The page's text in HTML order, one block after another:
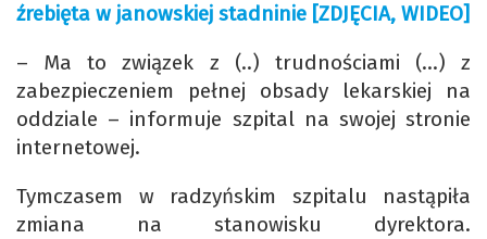
źrebięta w janowskiej stadninie [ZDJĘCIA, WIDEO]
– Ma to związek z (..) trudnościami (…) z
zabezpieczeniem pełnej obsady lekarskiej na
oddziale – informuje szpital na swojej stronie
internetowej.
Tymczasem w radzyńskim szpitalu nastąpiła
zmiana na stanowisku dyrektora.